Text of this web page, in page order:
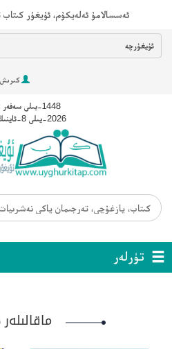
ئەسسالامۇ ئەلەيكۇم، ئۇيغۇر
ئۇيغۇرچە
كىرىش
1448-يىلى سەفەر (2), 24
2026-يىلى 8-ئاينىڭ 7-كۈنى
تۈرلەر
ماقالىلەر